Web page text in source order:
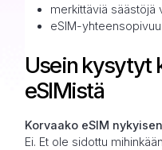
merkittäviä säästöjä
eSIM-
Usein kysytyt
eSIMistä
Korvaako eSIM
Ei. Et ole sidottu